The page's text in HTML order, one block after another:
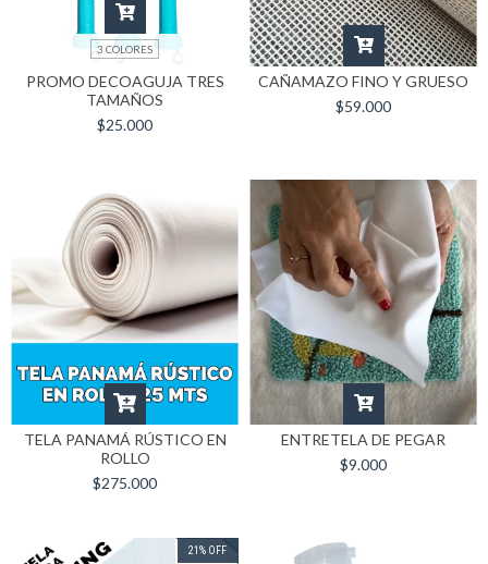
3 COLORES
PROMO DECOAGUJA TRES
TAMAÑOS
$25.000
CAÑAMAZO FINO Y GRUESO
$59.000
TELA PANAMÁ RÚSTICO EN
ROLLO
$275.000
ENTRETELA DE PEGAR
$9.000
21 % OFF